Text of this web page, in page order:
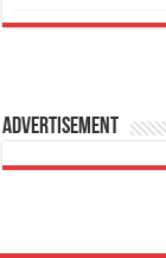
Advertisement